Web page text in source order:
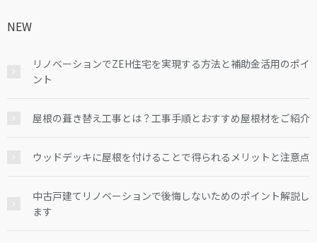
NEW
リノベーションでZEH住宅を実現する方法と補助金活用のポイ
ント
屋根の葺き替え工事とは？工事手順とおすすめ屋根材をご紹介
ウッドデッキに屋根を付けることで得られるメリットと注意点
中古戸建てリノベーションで後悔しないためのポイント解説し
ます